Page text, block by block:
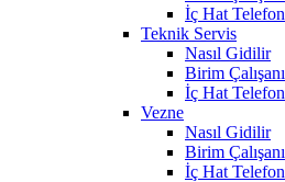
İç Hat Telefon
Teknik Servis
Nasıl Gidilir
Birim Çalışanı
İç Hat Telefon
Vezne
Nasıl Gidilir
Birim Çalışanı
İç Hat Telefon